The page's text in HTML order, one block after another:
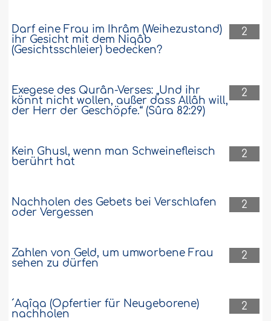
2
Darf eine Frau im Ihrâm (Weihezustand)
ihr Gesicht mit dem Niqâb
(Gesichtsschleier) bedecken?
2
Exegese des Qurân-Verses: „Und ihr
könnt nicht wollen, außer dass Allâh will,
der Herr der Geschöpfe.“ (Sûra 82:29)
2
Kein Ghusl, wenn man Schweinefleisch
berührt hat
2
Nachholen des Gebets bei Verschlafen
oder Vergessen
2
Zahlen von Geld, um umworbene Frau
sehen zu dürfen
2
´Aqîqa (Opfertier für Neugeborene)
nachholen